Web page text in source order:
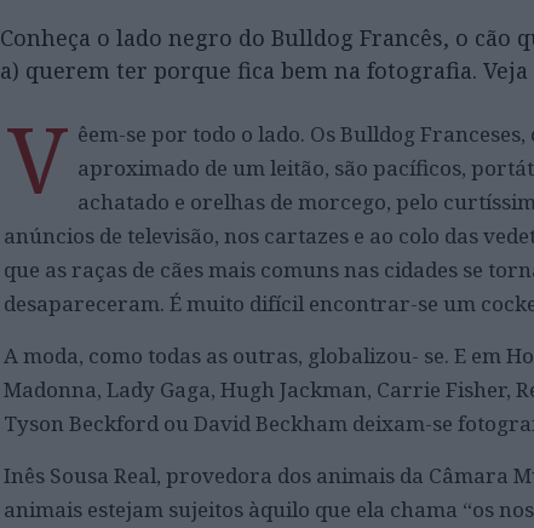
Conheça o lado negro do Bulldog Francês, o cão
a) querem ter porque fica bem na fotografia. Veja
V êem-se por todo o lado. Os Bulldog
aproximado de um leitão, são pacíficos,
achatado e orelhas de morcego, pelo
anúncios de televisão, nos cartazes e ao colo das
que as raças de cães mais comuns nas cidades se
desapareceram. É muito difícil encontrar-se um
A moda, como todas as outras, globalizou- se. E em
Madonna, Lady Gaga, Hugh Jackman, Carrie Fisher,
Tyson Beckford ou David Beckham deixam-se
Inês Sousa Real, provedora dos animais da Câmara
animais estejam sujeitos àquilo que ela chama “os